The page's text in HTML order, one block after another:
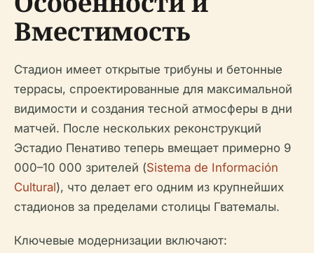
Вместимость
Стадион имеет открытые трибуны и бетонные
террасы, спроектированные для максимальной
видимости и создания тесной атмосферы в дни
матчей. После нескольких реконструкций
Эстадио Пенативо теперь вмещает примерно 9
000–10 000 зрителей (Sistema de Información
Cultural), что делает его одним из крупнейших
стадионов за пределами столицы Гватемалы.
Ключевые модернизации включают: